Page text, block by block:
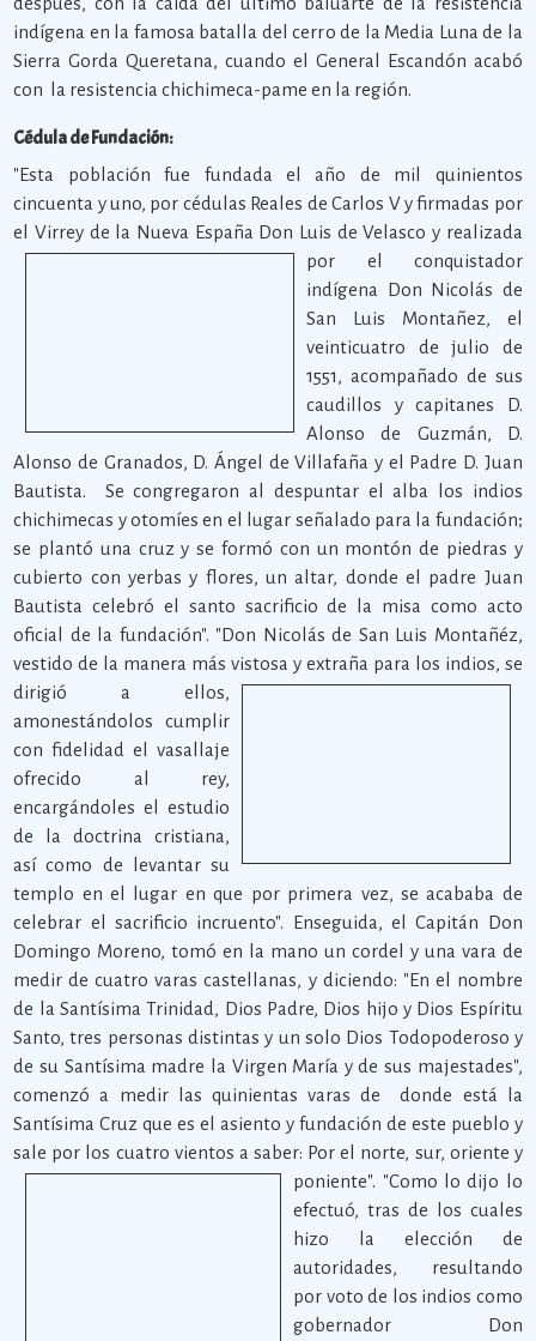
indígena en la famosa batalla del cerro de la Media Luna de la
Sierra Gorda Queretana, cuando el General Escandón acabó
con la resistencia chichimeca-pame en la región.
Cédula de Fundación:
"Esta población fue fundada el año de mil quinientos
cincuenta y uno, por cédulas Reales de Carlos V y firmadas por
el Virrey de la Nueva España Don Luis de Velasco y realizada
por el conquistador
indígena Don Nicolás de
San Luis Montañez, el
veinticuatro de julio de
1551, acompañado de sus
caudillos y capitanes D.
Alonso de Guzmán, D.
Alonso de Granados, D. Ángel de Villafaña y el Padre D. Juan
Bautista. Se congregaron al despuntar el alba los indios
chichimecas y otomíes en el lugar señalado para la fundación;
se plantó una cruz y se formó con un montón de piedras y
cubierto con yerbas y flores, un altar, donde el padre Juan
Bautista celebró el santo sacrificio de la misa como acto
oficial de la fundación". "Don Nicolás de San Luis Montañéz,
vestido de la manera más vistosa y extraña para los indios, se
dirigió a ellos,
amonestándolos cumplir
con fidelidad el vasallaje
ofrecido al rey,
encargándoles el estudio
de la doctrina cristiana,
así como de levantar su
templo en el lugar en que por primera vez, se acababa de
celebrar el sacrificio incruento". Enseguida, el Capitán Don
Domingo Moreno, tomó en la mano un cordel y una vara de
medir de cuatro varas castellanas, y diciendo: "En el nombre
de la Santísima Trinidad, Dios Padre, Dios hijo y Dios Espíritu
Santo, tres personas distintas y un solo Dios Todopoderoso y
de su Santísima madre la Virgen María y de sus majestades",
comenzó a medir las quinientas varas de donde está la
Santísima Cruz que es el asiento y fundación de este pueblo y
sale por los cuatro vientos a saber: Por el norte, sur, oriente y
poniente". "Como lo dijo lo
efectuó, tras de los cuales
hizo la elección de
autoridades, resultando
por voto de los indios como
gobernador Don